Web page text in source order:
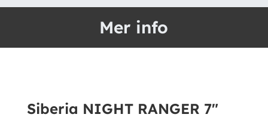
Mer info
Siberia NIGHT RANGER 7″